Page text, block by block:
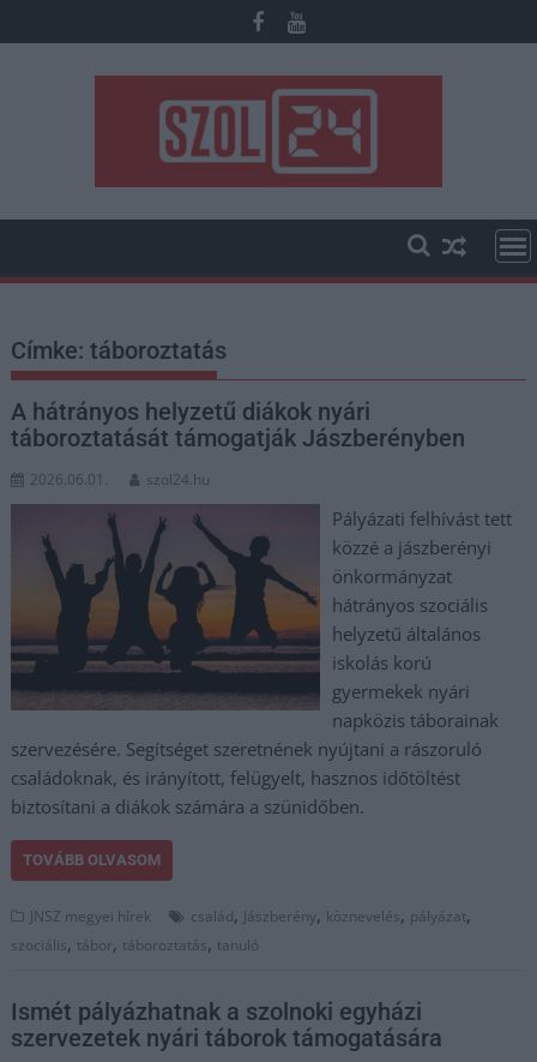
to
Címke:táboroztatás
A hátrányos helyzetű diákok nyári
táboroztatását támogatják Jászberényben
2026.06.01. szol24.hu
Pályázati felhívást tett
közzé a jászberényi
önkormányzat
hátrányos szociális
helyzetű általános
iskolás korú
gyermekek nyári
napközis táborainak
szervezésére. Segítséget szeretnének nyújtani a rászoruló
családoknak, és irányított, felügyelt, hasznos időtöltést
biztosítani a diákok számára a szünidőben.
TOVÁBB OLVASOM
JNSZ megyei hírek család, Jászberény, köznevelés, pályázat,
szociális, tábor, táboroztatás, tanuló
Ismét pályázhatnak a szolnoki egyházi
szervezetek nyári táborok támogatására